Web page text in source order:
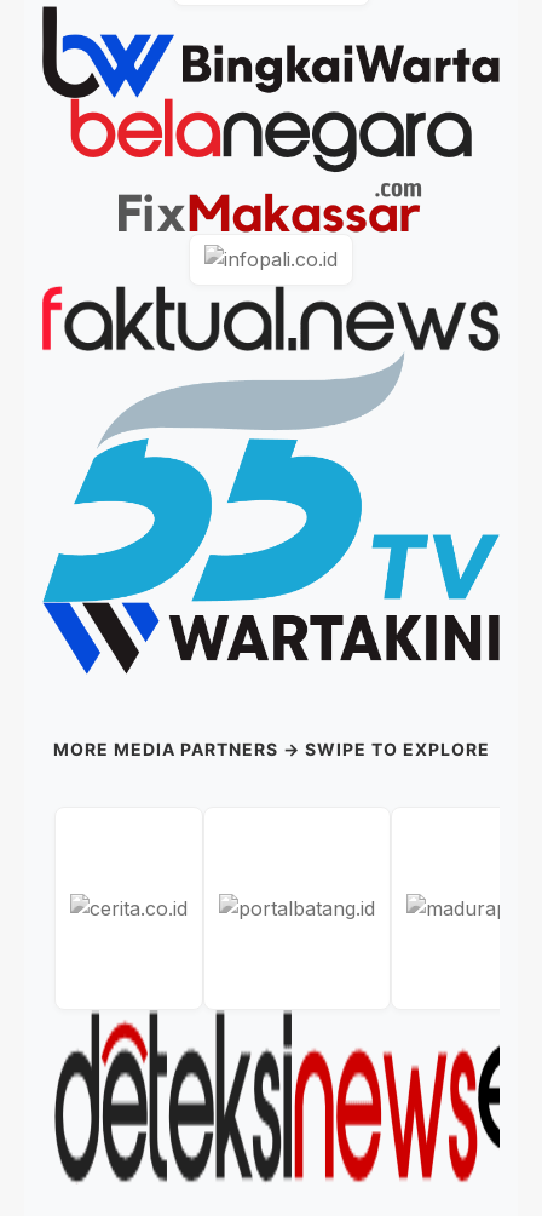
MORE MEDIA PARTNERS → SWIPE TO EXPLORE